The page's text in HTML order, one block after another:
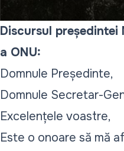
Discursul
a ONU:
Domnule Președinte,
Domnule Secretar-
Excelențele voastre,
Este o onoare să mă